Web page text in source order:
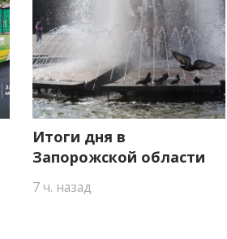
Итоги дня в
Запорожской области
7 ч. назад